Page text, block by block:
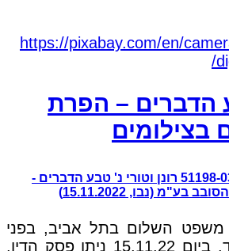
הדברים – הפרת
בצילומים
ת"א (שלום ת"א) 51198-03-19 רונן וטורי נ' טבע הדברים -
(נבו, 15.11.2022)
משפט השלום בתל אביב, בפני
השופטת הדס פלד. ביום 15.11.22 ניתן פסק הדין.